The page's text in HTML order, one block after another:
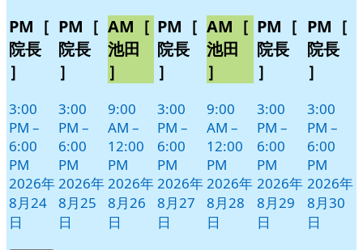
PM［
院長
］
3:00
PM –
6:00
PM
2026年
8月24
日
PM［
院長
］
3:00
PM –
6:00
PM
2026年
8月25
日
AM［
池田
］
9:00
AM –
12:00
PM
2026年
8月26
日
PM［
院長
］
3:00
PM –
6:00
PM
2026年
8月27
日
AM［
池田
］
9:00
AM –
12:00
PM
2026年
8月28
日
PM［
院長
］
3:00
PM –
6:00
PM
2026年
8月29
日
PM［
院長
］
3:00
PM –
6:00
PM
2026年
8月30
日